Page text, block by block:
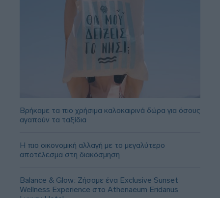
Βρήκαμε τα πιο χρήσιμα καλοκαιρινά δώρα για όσους
αγαπούν τα ταξίδια
Η πιο οικονομική αλλαγή με το μεγαλύτερο
αποτέλεσμα στη διακόσμηση
Balance & Glow: Ζήσαμε ένα Exclusive Sunset
Wellness Experience στο Athenaeum Eridanus